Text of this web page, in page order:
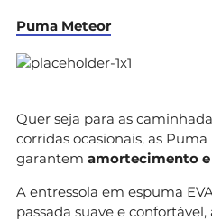
Puma Meteor
Quer seja para as
corridas ocasionais, as
garantem amortecimento
A entressola em espuma
passada suave e